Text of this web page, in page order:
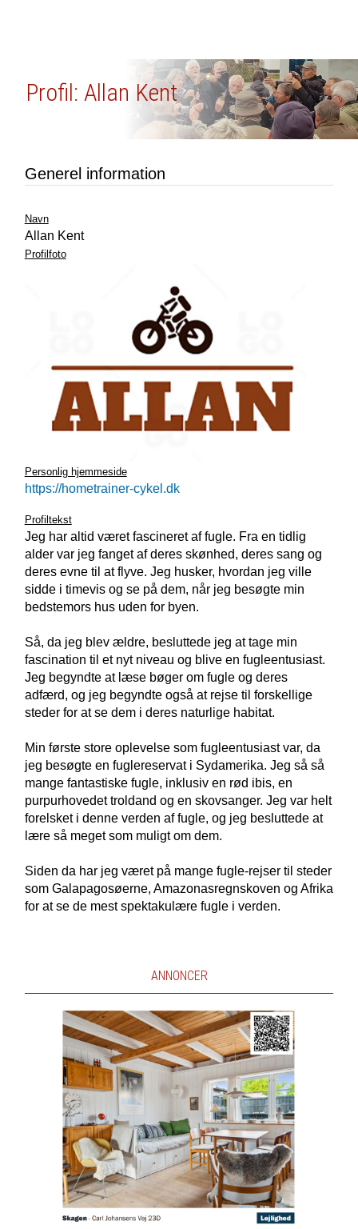
Profil: Allan Kent
Generel information
Navn
Allan Kent
Profilfoto
Personlig hjemmeside
https://hometrainer-cykel.dk
Profiltekst
Jeg har altid været fascineret af fugle. Fra en tidlig
alder var jeg fanget af deres skønhed, deres sang og
deres evne til at flyve. Jeg husker, hvordan jeg ville
sidde i timevis og se på dem, når jeg besøgte min
bedstemors hus uden for byen.
Så, da jeg blev ældre, besluttede jeg at tage min
fascination til et nyt niveau og blive en fugleentusiast.
Jeg begyndte at læse bøger om fugle og deres
adfærd, og jeg begyndte også at rejse til forskellige
steder for at se dem i deres naturlige habitat.
Min første store oplevelse som fugleentusiast var, da
jeg besøgte en fuglereservat i Sydamerika. Jeg så så
mange fantastiske fugle, inklusiv en rød ibis, en
purpurhovedet troldand og en skovsanger. Jeg var helt
forelsket i denne verden af ​​fugle, og jeg besluttede at
lære så meget som muligt om dem.
Siden da har jeg været på mange fugle-rejser til steder
som Galapagosøerne, Amazonasregnskoven og Afrika
for at se de mest spektakulære fugle i verden.
ANNONCER